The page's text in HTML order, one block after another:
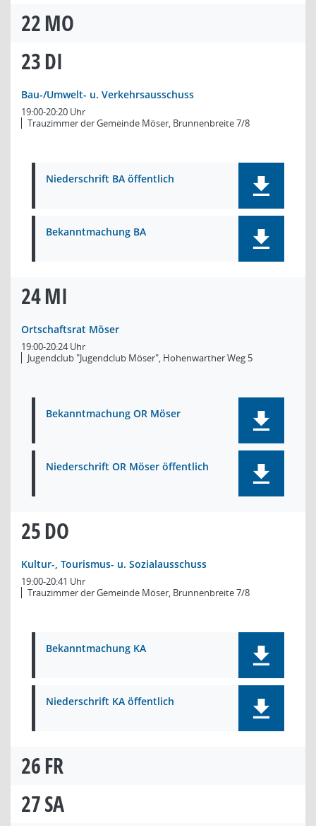
22MO
23DI
Bau-/Umwelt- u. Verkehrsausschuss
19:00-20:20 Uhr
Trauzimmer der Gemeinde Möser, Brunnenbreite 7/8
Niederschrift BA öffentlich
Bekanntmachung BA
24MI
Ortschaftsrat Möser
19:00-20:24 Uhr
Jugendclub "Jugendclub Möser", Hohenwarther Weg 5
Bekanntmachung OR Möser
Niederschrift OR Möser öffentlich
25DO
Kultur-, Tourismus- u. Sozialausschuss
19:00-20:41 Uhr
Trauzimmer der Gemeinde Möser, Brunnenbreite 7/8
Bekanntmachung KA
Niederschrift KA öffentlich
26FR
27SA